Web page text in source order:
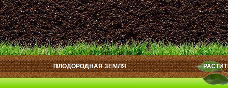
ПЛОДОРОДНАЯ ЗЕМЛЯ